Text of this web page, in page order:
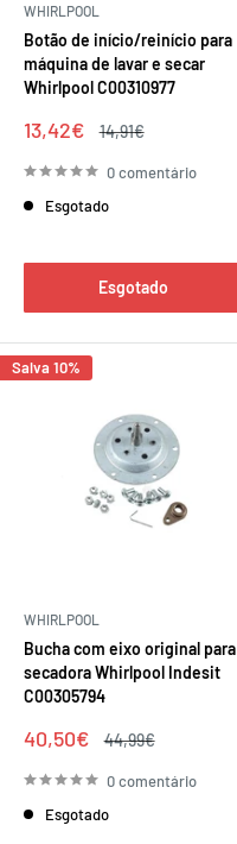
WHIRLPOOL
Botão de início/reinício para
máquina de lavar e secar
Whirlpool C00310977
Preço
venda
13,42€
Preço
14,91€
0 comentário
Esgotado
Esgotado
Salva 10%
WHIRLPOOL
Bucha com eixo original para
secadora Whirlpool Indesit
C00305794
Preço
venda
40,50€
Preço
44,99€
0 comentário
Esgotado